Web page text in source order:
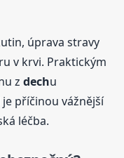
úprava stravy
v krvi. Praktickým
zdechu
příčinou vážnější
léčba.